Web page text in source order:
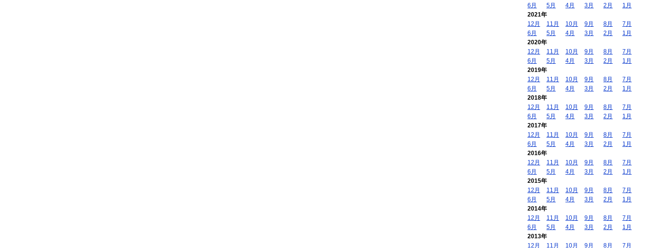
6月
5月 4月 3月 2月
1月
2021年
12月
11月 10月 9月 8月
7月
6月
5月 4月 3月 2月
1月
2020年
12月
11月 10月 9月 8月
7月
6月
5月 4月 3月 2月
1月
2019年
12月
11月 10月 9月 8月
7月
6月
5月 4月 3月 2月
1月
2018年
12月
11月 10月 9月 8月
7月
6月
5月 4月 3月 2月
1月
2017年
12月
11月 10月 9月 8月
7月
6月
5月 4月 3月 2月
1月
2016年
12月
11月 10月 9月 8月
7月
6月
5月 4月 3月 2月
1月
2015年
12月
11月 10月 9月 8月
7月
6月
5月 4月 3月 2月
1月
2014年
12月
11月 10月 9月 8月
7月
6月
5月 4月 3月 2月
1月
2013年
12月
11月 10月 9月 8月 7月